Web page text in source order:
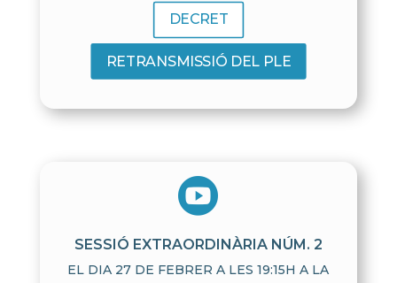
DECRET
RETRANSMISSIÓ DEL PLE

SESSIÓ EXTRAORDINÀRIA NÚM. 2
EL DIA 27 DE FEBRER A LES 19:15H A LA